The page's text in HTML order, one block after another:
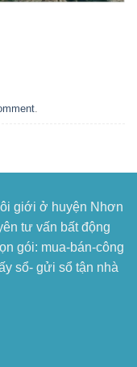
.
giới ở huyện Nhơn
tư vấn bất động
gói: mua-bán-công
sổ- gửi sổ tận nhà